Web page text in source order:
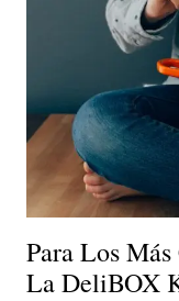
Para Los
La DeliBOX